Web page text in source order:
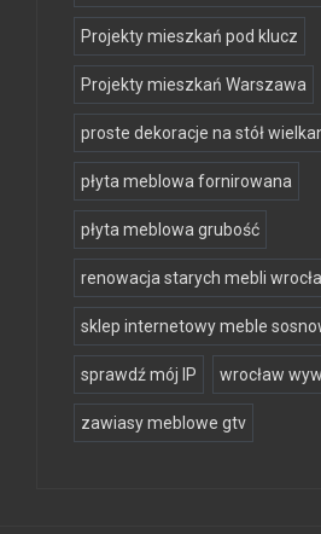
Projekty mieszkań pod klucz
Projekty mieszkań Warszawa
proste dekoracje na stół
płyta meblowa fornirowana
płyta meblowa grubość
renowacja starych mebli
sklep internetowy meble
sprawdź mój IP wrocław
zawiasy meblowe gtv